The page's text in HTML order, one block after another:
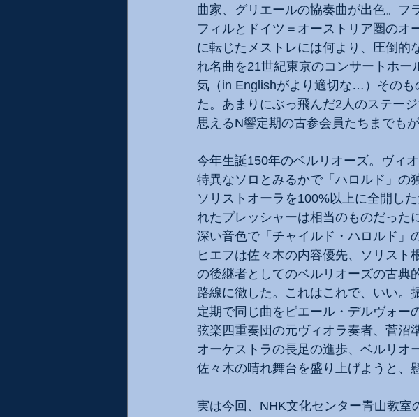
曲家、グリエールの協奏曲が出色。フ
フィルとドイツ＝オーストリア圏のオ
に転じたメストレには何より、圧倒的
れ名曲を21世紀東京のコンサートホ
気（in Englishがより適切な…）そのも
た。あまりにぶっ飛んだ2人のステー
思えるN響定期の古参会員たちまでも
今年生誕150年のベルリオーズ。ヴィ
特異なソロとみるかで「ハロルド」の
ソリストオーラを100%以上に全開し
れたプレッシャーは相当のものだった
深い音色で「チャイルド・ハロルド」
ヒエフは佐々木の内容優先、ソリスト
の後継者としてのベルリオーズの古典
路線に徹した。これはこれで、いい。
定期で同じ曲をピエール・デルヴォー
弦楽四重奏団の元ヴィオラ奏者、菅沼
オーケストラの長足の進歩、ベルリオ
佐々木の晴れ舞台を盛り上げようと、
実は今回、NHK文化センター青山教